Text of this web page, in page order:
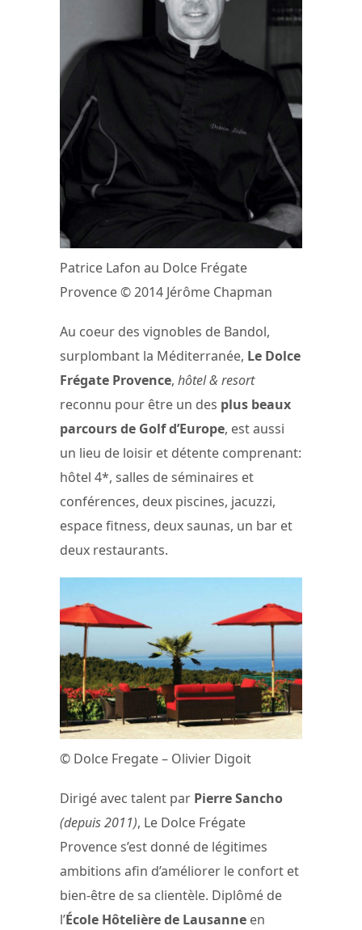
Patrice Lafon au Dolce Frégate
Provence © 2014 Jérôme Chapman
Au coeur des vignobles de Bandol,
surplombant la Méditerranée, Le Dolce
Frégate Provence, hôtel & resort
reconnu pour être un des plus beaux
parcours de Golf d’Europe, est aussi
un lieu de loisir et détente comprenant:
hôtel 4*, salles de séminaires et
conférences, deux piscines, jacuzzi,
espace fitness, deux saunas, un bar et
deux restaurants.
© Dolce Fregate – Olivier Digoit
Dirigé avec talent par Pierre Sancho
(depuis 2011), Le Dolce Frégate
Provence s’est donné de légitimes
ambitions afin d’améliorer le confort et
bien-être de sa clientèle. Diplômé de
l’École Hôtelière de Lausanne en